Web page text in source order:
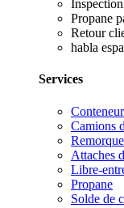
Propane
Retour
habla
Services
Camions
Attaches
Libre-
Propane
Solde de